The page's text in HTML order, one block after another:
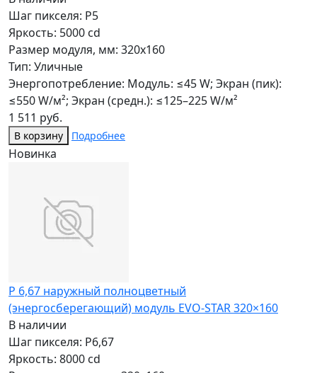
Шаг пикселя: P5
Яркость: 5000 cd
Размер модуля, мм: 320x160
Тип: Уличные
Энергопотребление: Модуль: ≤45 W; Экран (пик):
≤550 W/м²; Экран (средн.): ≤125–225 W/м²
1 511 руб.
В корзину Подробнее
Новинка
P 6,67 наружный полноцветный
(энергосберегающий) модуль EVO-STAR 320×160
В наличии
Шаг пикселя: P6,67
Яркость: 8000 cd